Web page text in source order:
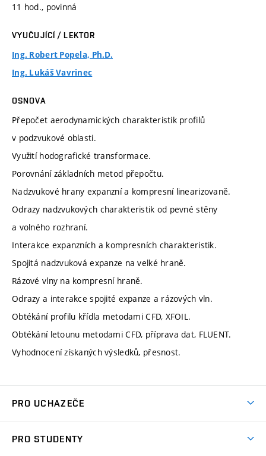
11 hod., povinná
VYUČUJÍCÍ / LEKTOR
Ing. Robert Popela, Ph.D.
Ing. Lukáš Vavrinec
OSNOVA
Přepočet aerodynamických charakteristik profilů
v podzvukové oblasti.
Využití hodografické transformace.
Porovnání základních metod přepočtu.
Nadzvukové hrany expanzní a kompresní linearizovaně.
Odrazy nadzvukových charakteristik od pevné stěny
a volného rozhraní.
Interakce expanzních a kompresních charakteristik.
Spojitá nadzvuková expanze na velké hraně.
Rázové vlny na kompresní hraně.
Odrazy a interakce spojité expanze a rázových vln.
Obtékání profilu křídla metodami CFD, XFOIL.
Obtékání letounu metodami CFD, příprava dat, FLUENT.
Vyhodnocení získaných výsledků, přesnost.
PRO UCHAZEČE
PRO STUDENTY